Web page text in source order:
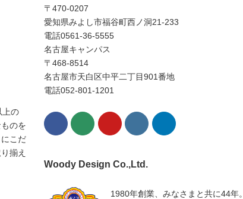
上の
のを
こだ
揃え
〒470-0207
愛知県みよし市福谷町西ノ洞21-233
電話0561-36-5555
名古屋キャンパス
〒468-8514
名古屋市天白区中平二丁目901番地
電話052-801-1201
Woody Design Co.,Ltd.​
1980年創業、みなさまと共に44年。